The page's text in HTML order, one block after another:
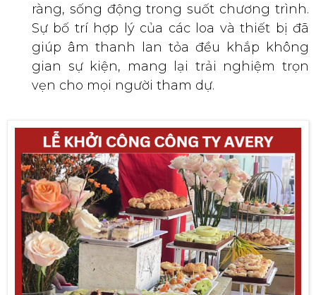
ràng, sống động trong suốt chương trình.
Sự bố trí hợp lý của các loa và thiết bị đã
giúp âm thanh lan tỏa đều khắp không
gian sự kiện, mang lại trải nghiệm trọn
vẹn cho mọi người tham dự.